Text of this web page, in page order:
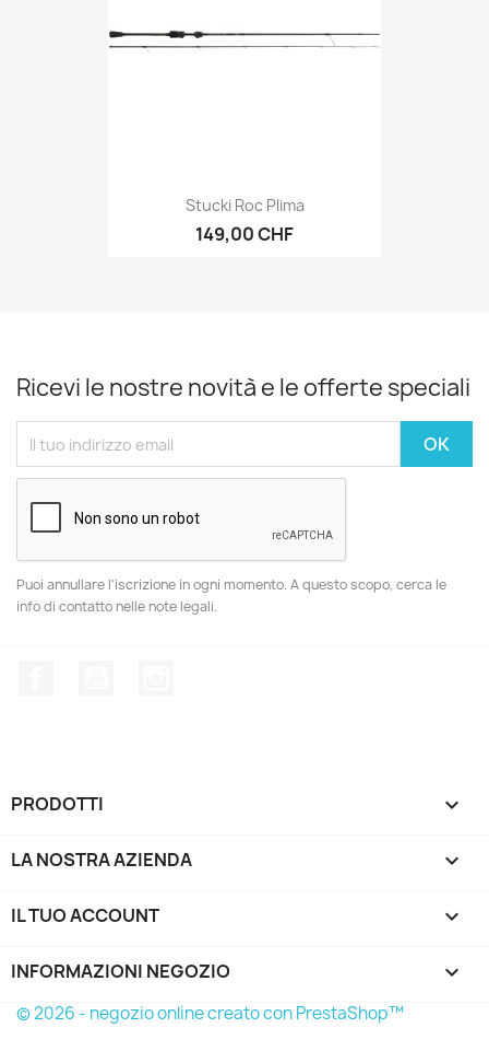
Stucki Roc Plima
149,00 CHF
Ricevi le nostre novità e le offerte speciali
Puoi annullare l'iscrizione in ogni momento. A questo scopo, cerca le
info di contatto nelle note legali.
PRODOTTI 
LA NOSTRA AZIENDA 
IL TUO ACCOUNT 
INFORMAZIONI NEGOZIO keyboard_arrow_down
© 2026 - negozio online creato con PrestaShop™